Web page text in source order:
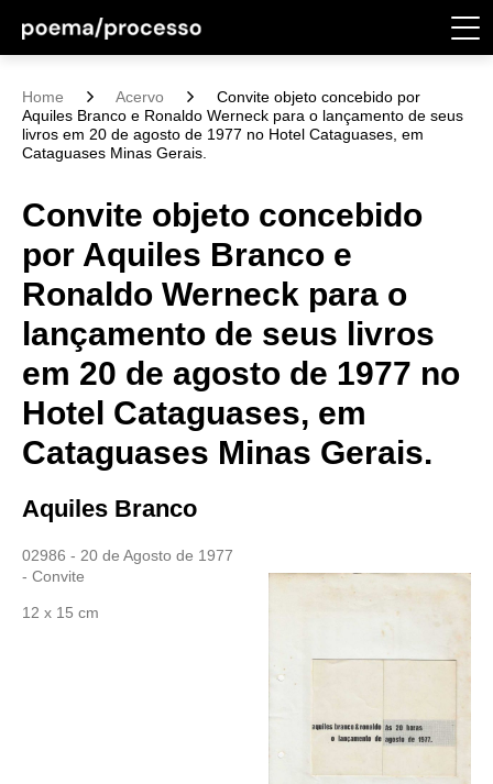
Home Acervo
Convite objeto concebido por
Aquiles Branco e Ronaldo Werneck para o lançamento de seus
livros em 20 de agosto de 1977 no Hotel Cataguases, em
Cataguases Minas Gerais.
Convite objeto concebido
por Aquiles Branco e
Ronaldo Werneck para o
lançamento de seus livros
em 20 de agosto de 1977 no
Hotel Cataguases, em
Cataguases Minas Gerais.
Aquiles Branco
02986 - 20 de Agosto de 1977
- Convite
12 x 15 cm